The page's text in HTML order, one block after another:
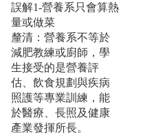
誤解1-營養系只會算熱
量或做菜
釐清：營養系不等於
減肥教練或廚師，學
生接受的是營養評
估、飲食規劃與疾病
照護等專業訓練，能
於醫療、長照及健康
產業發揮所長。